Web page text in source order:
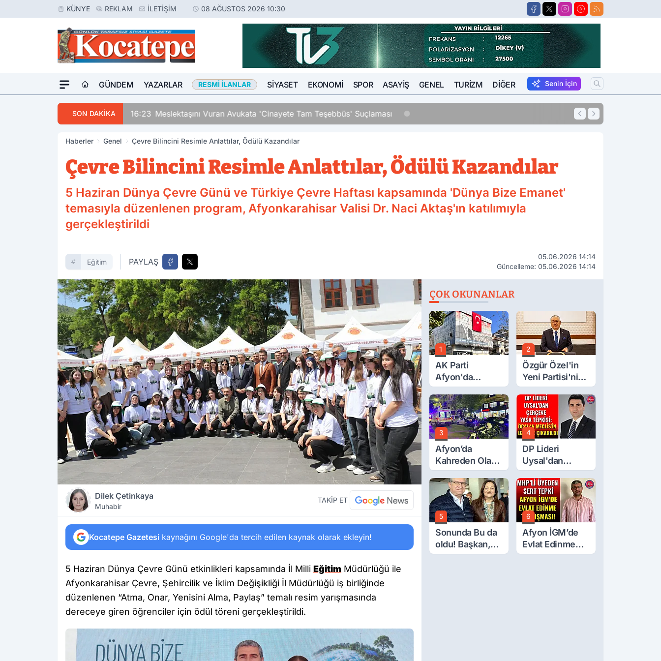
KÜNYE REKLAM İLETIŞIM 08 AĞUSTOS 2026 10:30
GÜNDEM YAZARLAR RESMI İLANLAR SIYASET EKONOMI SPOR ASAYIŞ GENEL TURIZM DIĞER Senin İçin
SON DAKİKA 16:23 Meslektaşını Vuran Avukata 'Cinayete Tam Teşebbüs' Suçlaması 11:54
Haberler Genel Çevre Bilincini Resimle Anlattılar, Ödülü Kazandılar
Çevre Bilincini Resimle Anlattılar, Ödülü Kazandılar
5 Haziran Dünya Çevre Günü ve Türkiye Çevre Haftası kapsamında 'Dünya Bize Emanet'
temasıyla düzenlenen program, Afyonkarahisar Valisi Dr. Naci Aktaş'ın katılımıyla
gerçekleştirildi
Eğitim PAYLAŞ
05.06.2026 14:14
Güncelleme: 05.06.2026 14:14
Dilek Çetinkaya
Muhabir
TAKİP ET
Kocatepe Gazetesi kaynağını Google'da tercih edilen kaynak olarak ekleyin!
5 Haziran Dünya Çevre Günü etkinlikleri kapsamında İl Milli Eğitim Müdürlüğü ile
Afyonkarahisar Çevre, Şehircilik ve İklim Değişikliği İl Müdürlüğü iş birliğinde
düzenlenen “Atma, Onar, Yenisini Alma, Paylaş” temalı resim yarışmasında
dereceye giren öğrenciler için ödül töreni gerçekleştirildi.
ÇOK OKUNANLAR
1
AK Parti
Afyon'da
Turgay Şahin'in
Ardından Bir
Şok Daha!
2
Özgür Özel'in
Yeni Partisi'nin
Afyon Başkanı
Belli Oldu
3
Afyon’da
Kahreden Olay:
6 Yaşındaki
Çocuk 6. Kattan
Düştü
4
DP Lideri
Uysal'dan
Çerçeve Yasa
Tepkisi: Öcalan
Meclis'in
Üzerine Çıkarıldı
5
Sonunda Bu da
oldu! Başkan,
Meclis Üyesini
6
Afyon İGM’de
Evlat Edinme
Tartışması!